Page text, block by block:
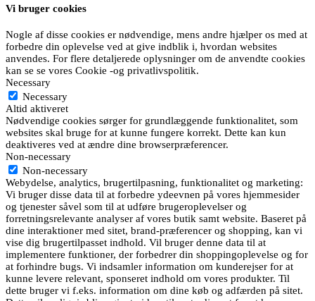
Vi bruger cookies
Nogle af disse cookies er nødvendige, mens andre hjælper os med at
forbedre din oplevelse ved at give indblik i, hvordan websites
anvendes. For flere detaljerede oplysninger om de anvendte cookies
kan se se vores Cookie -og privatlivspolitik.
Necessary
Necessary
Altid aktiveret
Nødvendige cookies sørger for grundlæggende funktionalitet, som
websites skal bruge for at kunne fungere korrekt. Dette kan kun
deaktiveres ved at ændre dine browserpræferencer.
Non-necessary
Non-necessary
Webydelse, analytics, brugertilpasning, funktionalitet og marketing:
Vi bruger disse data til at forbedre ydeevnen på vores hjemmesider
og tjenester såvel som til at udføre brugeroplevelser og
forretningsrelevante analyser af vores butik samt website. Baseret på
dine interaktioner med sitet, brand-præferencer og shopping, kan vi
vise dig brugertilpasset indhold. Vil bruger denne data til at
implementere funktioner, der forbedrer din shoppingoplevelse og for
at forhindre bugs. Vi indsamler information om kunderejser for at
kunne levere relevant, sponseret indhold om vores produkter. Til
dette bruger vi f.eks. information om dine køb og adfærden på sitet.